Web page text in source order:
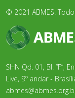
© 2021 ABMES.
SHN Qd. 01, Bl. “F”,
Live, 9º andar -